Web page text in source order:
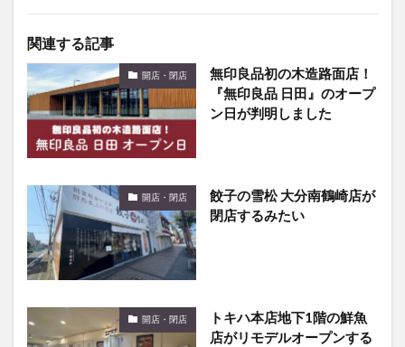
関連する記事
開店・閉店
無印良品初の木造路面店！
『無印良品 日田』のオープ
ン日が判明しました
開店・閉店
餃子の雪松 大分南鶴崎店が
閉店するみたい
開店・閉店
トキハ本店地下1階の鮮魚
店がリモデルオープンする